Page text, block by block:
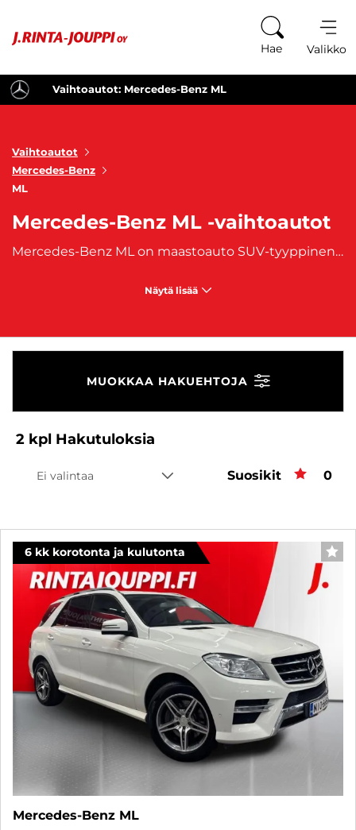
Hae Valikko
Vaihtoautot: Mercedes-Benz ML
Vaihtoautot
Mercedes-Benz
ML
Mercedes-Benz ML -vaihtoautot
Mercedes-Benz ML on maastoauto SUV-tyyppinen automalli. Vuosina 1998-2015 valmistettu automalli sisälsi kolme sukupolvea. Tämä turvallinen ja luotettavakoko perheen autoksikin sopiva malli tunnetaan muhkeasta designistaan. J. Rinta-Joupilta ostat käytetyt, aiemmin omistuksessa olleet Mercedes-Benz ML-vaihtoautot, joihin on saatavilla edullinen
Näytä lisää
MUOKKAA HAKUEHTOJA
2 kpl Hakutuloksia
Ei valintaa Suosikit 0
6 kk korotonta ja kulutonta
Mercedes-Benz ML